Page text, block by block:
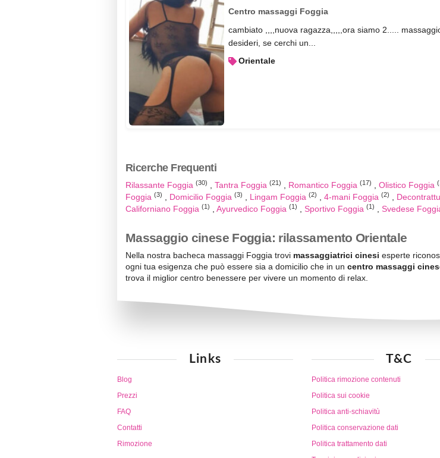
Centro massaggi Foggia
cambiato ,,,,nuova ragazza,,,,,ora siamo 2.....
desideri, se cerchi un...
Orientale
Ricerche Frequenti
Rilassante Foggia (30) Tantra Foggia (21) Romantico Foggia (17) Olistico Foggia
Foggia (3) Domicilio Foggia (3) Lingam Foggia (2) 4-mani Foggia (2)
Californiano Foggia (1) Ayurvedico Foggia (1) Sportivo Foggia (1) Svedese
Massaggio cinese Foggia: rilassamento Orientale
Nella nostra bacheca massaggi Foggia trovi massaggiatrici cinesi esperte
ogni tua esigenza che può essere sia a domicilio che in un centro massaggi
trova il miglior centro benessere per vivere un momento di relax.
Links
Blog
Prezzi
FAQ
Contatti
Rimozione
T&C
Politica rimozione contenuti
Politica sui cookie
Politica anti-schiavitù
Politica conservazione dati
Politica trattamento dati